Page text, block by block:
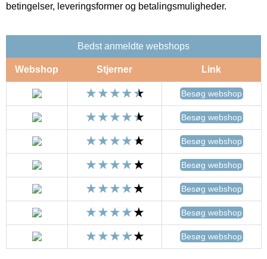
betingelser, leveringsformer og betalingsmuligheder.
Bedst anmeldte webshops
Webshop Stjerner Link
Besøg webshop
Besøg webshop
Besøg webshop
Besøg webshop
Besøg webshop
Besøg webshop
Besøg webshop